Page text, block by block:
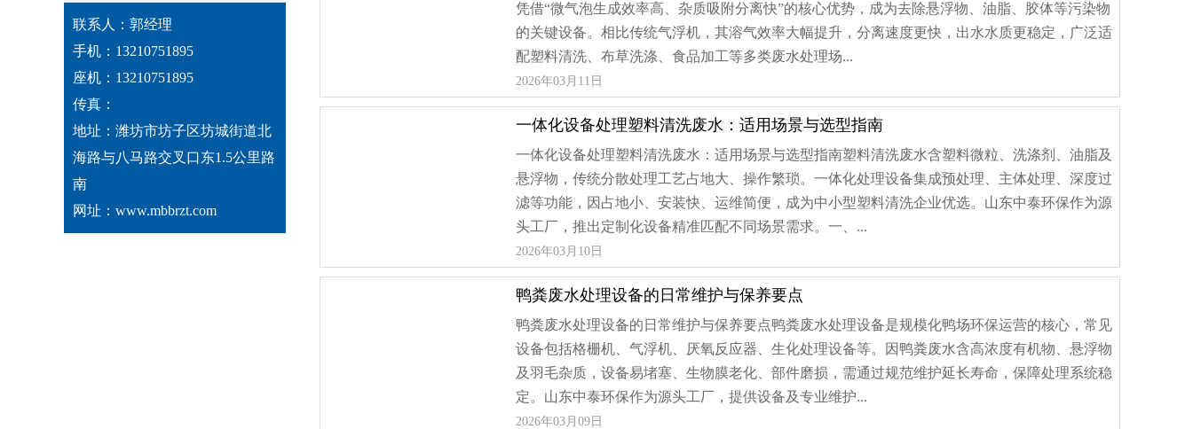
联系人：郭经理
手机：13210751895
座机：13210751895
传真：
地址：潍坊市坊子区坊城街道北
海路与八马路交叉口东1.5公里路
南
网址：www.mbbrzt.com
凭借“微气泡生成效率高、杂质吸附分离快”的核心优势，成为去除悬浮物、油脂、胶体等污染物
的关键设备。相比传统气浮机，其溶气效率大幅提升，分离速度更快，出水水质更稳定，广泛适
配塑料清洗、布草洗涤、食品加工等多类废水处理场...
2026年03月11日
一体化设备处理塑料清洗废水：适用场景与选型指南
一体化设备处理塑料清洗废水：适用场景与选型指南塑料清洗废水含塑料微粒、洗涤剂、油脂及
悬浮物，传统分散处理工艺占地大、操作繁琐。一体化处理设备集成预处理、主体处理、深度过
滤等功能，因占地小、安装快、运维简便，成为中小型塑料清洗企业优选。山东中泰环保作为源
头工厂，推出定制化设备精准匹配不同场景需求。一、...
2026年03月10日
鸭粪废水处理设备的日常维护与保养要点
鸭粪废水处理设备的日常维护与保养要点鸭粪废水处理设备是规模化鸭场环保运营的核心，常见
设备包括格栅机、气浮机、厌氧反应器、生化处理设备等。因鸭粪废水含高浓度有机物、悬浮物
及羽毛杂质，设备易堵塞、生物膜老化、部件磨损，需通过规范维护延长寿命，保障处理系统稳
定。山东中泰环保作为源头工厂，提供设备及专业维护...
2026年03月09日